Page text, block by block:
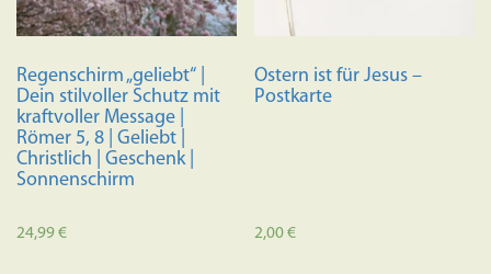
Regenschirm „geliebt“ |
Dein stilvoller Schutz mit
kraftvoller Message |
Römer 5, 8 | Geliebt |
Christlich | Geschenk |
Sonnenschirm
24,99€
Ostern ist für Jesus –
Postkarte
2,00€